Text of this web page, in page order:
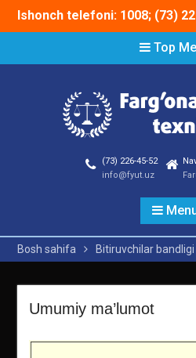
Ishonch telefoni: 1008; (73)
Top
(73) 226-45-52
info@fyut.uz
Bosh sahifa Bitiruvchilar bandligi
Umumiy ma’lumot